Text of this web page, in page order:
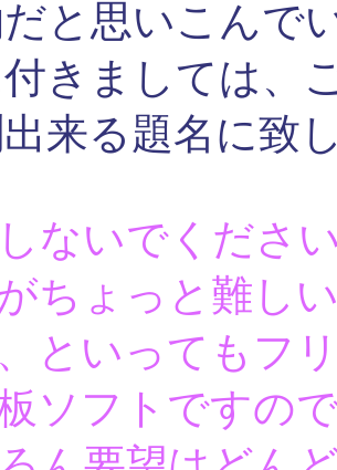
と思いこんで
きましては、
来る題名に致
ないでくださ
ちょっと難し
といってもフ
ソフトですの